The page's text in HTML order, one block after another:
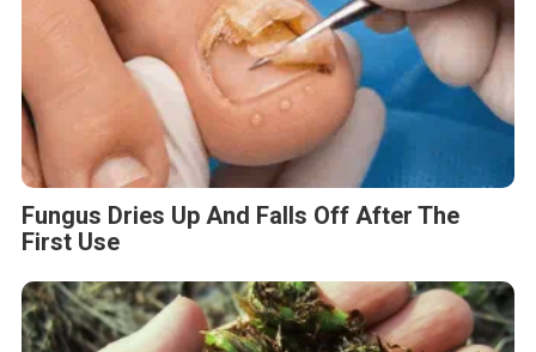
Fungus Dries Up And Falls Off After The
First Use